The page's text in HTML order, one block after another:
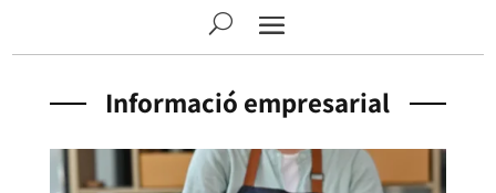
Informació empresarial